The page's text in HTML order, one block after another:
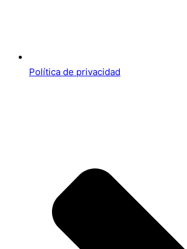
Política de privacidad